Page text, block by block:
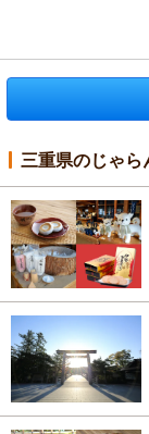
三重県のじゃら